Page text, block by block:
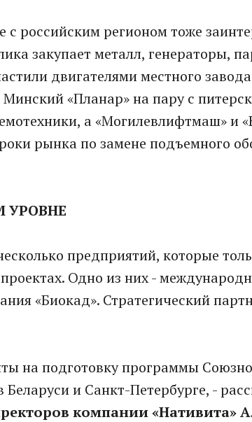
с российским регионом тоже
закупает металл, генераторы,
двигателями местного завода
«Планар» на пару с
а «Могилевлифтмаш» и
рынка по замене подъемного
УРОВНЕ
предприятий, которые
Одно из них -
«Биокад». Стратегический
на подготовку программы
и Санкт-Петербурге, -
компании «Нативита»